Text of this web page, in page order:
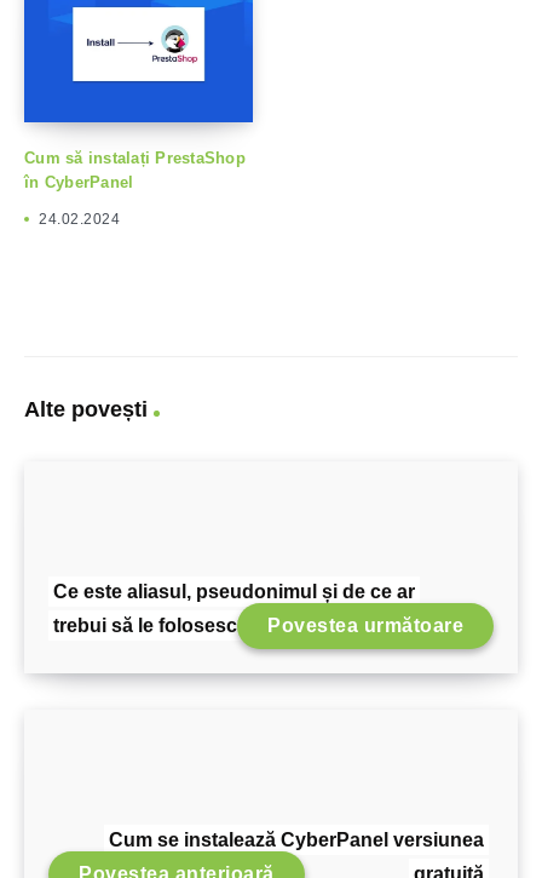
Cum să instalați PrestaShop
în CyberPanel
24.02.2024
Alte povești
Ce este aliasul, pseudonimul și de ce ar
trebui să le folosesc?
Povestea următoare
Cum se instalează CyberPanel versiunea